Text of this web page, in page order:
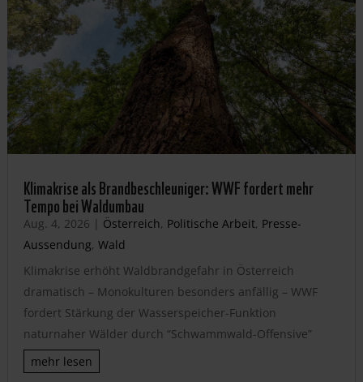
Klimakrise als Brandbeschleuniger: WWF fordert mehr
Tempo bei Waldumbau
Aug. 4, 2026 | Österreich, Politische Arbeit, Presse-
Aussendung, Wald
Klimakrise erhöht Waldbrandgefahr in Österreich
dramatisch – Monokulturen besonders anfällig – WWF
fordert Stärkung der Wasserspeicher-Funktion
naturnaher Wälder durch “Schwammwald-Offensive”
mehr lesen